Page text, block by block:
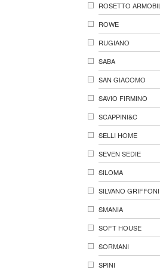
ROSETTO ARMOBIL
ROWE
RUGIANO
SABA
SAN GIACOMO
SAVIO FIRMINO
SCAPPINI&C
SELLI HOME
SEVEN SEDIE
SILOMA
SILVANO GRIFFONI
SMANIA
SOFT HOUSE
SORMANI
SPINI